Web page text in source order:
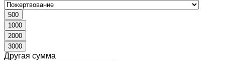
500
1000
2000
3000
Другая сумма